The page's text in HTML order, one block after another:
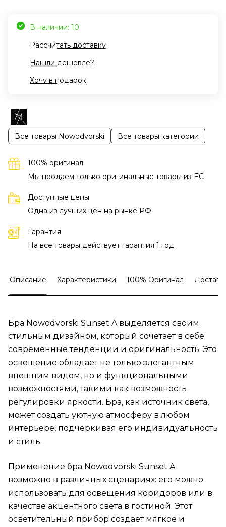
В наличии: 10
Рассчитать доставку
Нашли дешевле?
Хочу в подарок
Все товары Nowodvorski Все товары категории
100% оригинал
Мы продаем только оригинальные товары из EC
Доступные цены
Одна из лучших цен на рынке РФ
Гарантия
На все товары действует гарантия 1 год
Описание Характеристики 100% Оригинал
Бра Nowodvorski Sunset A выделяется своим
стильным дизайном, который сочетает в себе
современные тенденции и оригинальность. Это
освещение обладает не только элегантным
внешним видом, но и функциональными
возможностями, такими как возможность
регулировки яркости. Бра, как источник света,
может создать уютную атмосферу в любом
интерьере, подчеркивая его индивидуальность
и стиль.
Применение бра Nowodvorski Sunset A
возможно в различных сценариях: его можно
использовать для освещения коридоров или в
качестве акцентного света в гостиной. Этот
осветительный прибор создает мягкое и